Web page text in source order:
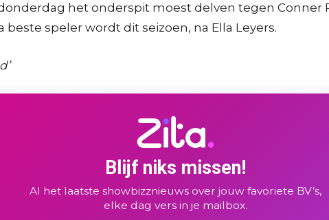
het onderspit moest delven tegen
speler wordt dit seizoen, na Ella Leyers.
Blijf niks missen!
Al het laatste showbizznieuws over jouw favoriete BV’s,
elke dag vers in je mailbox.